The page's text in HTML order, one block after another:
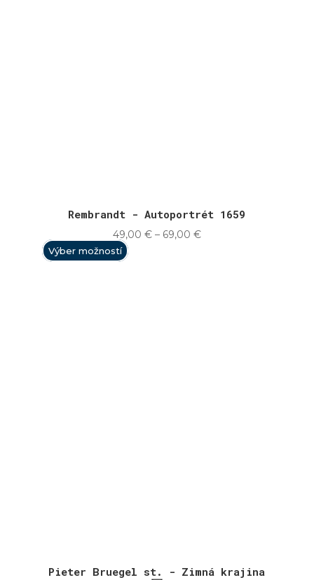
Rembrandt - Autoportrét 1659
49,00 € – 69,00 €Price
Výber možností
Pieter Bruegel st. - Zimná krajina